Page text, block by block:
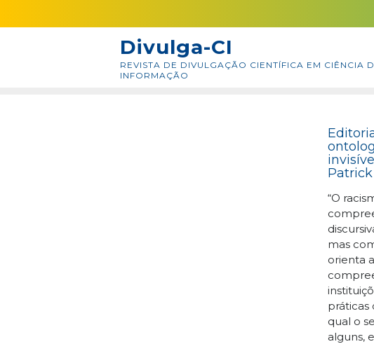
to
Divulga-CI
REVISTA DE DIVULGAÇÃO CIENTÍFICA EM CIÊNCIA
INFORMAÇÃO
“O
mas
orienta
práticas
qual o
alguns,